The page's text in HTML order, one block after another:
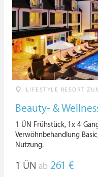
LIFESTYLE RESORT
Beauty- &
1 ÜN Frühstück, 1x 4
Verwöhnbehandlung
Nutzung.
1 ÜN ab 261 €